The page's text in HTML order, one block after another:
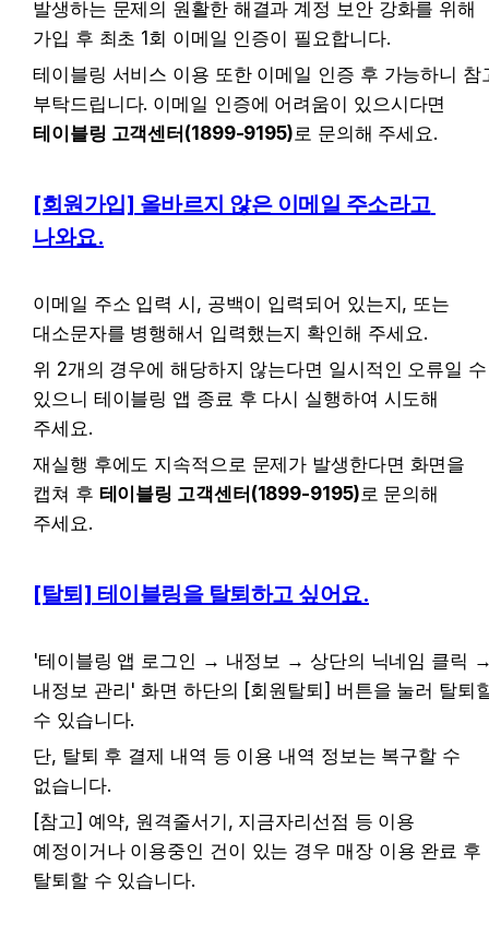
발생하는 문제의 원활한 해결과 계정 보안 강화를 위해
가입 후 최초 1회 이메일 인증이 필요합니다.
테이블링 서비스 이용 또한 이메일 인증 후 가능하니 참
테이블링 고객센터(1899-9195)로 문의해 주세요.
[회원가입] 올바르지 않은 이메일 주소라고
나와요.
이메일 주소 입력 시, 공백이 입력되어 있는지, 또는
대소문자를 병행해서 입력했는지 확인해 주세요.
위 2개의 경우에 해당하지 않는다면 일시적인 오류일 수
있으니 테이블링 앱 종료 후 다시 실행하여 시도해
주세요.
재실행 후에도 지속적으로 문제가 발생한다면 화면을
캡쳐 후 테이블링 고객센터(1899-9195)로 문의해
주세요.
[탈퇴] 테이블링을 탈퇴하고 싶어요.
'테이블링 앱 로그인 → 내정보 → 상단의 닉네임 클릭
내정보 관리' 화면 하단의 [회원탈퇴] 버튼을 눌러 탈퇴
수 있습니다.
단, 탈퇴 후 결제 내역 등 이용 내역 정보는 복구할 수
없습니다.
[참고] 예약, 원격줄서기, 지금자리선점 등 이용
예정이거나 이용중인 건이 있는 경우 매장 이용 완료 후
탈퇴할 수 있습니다.